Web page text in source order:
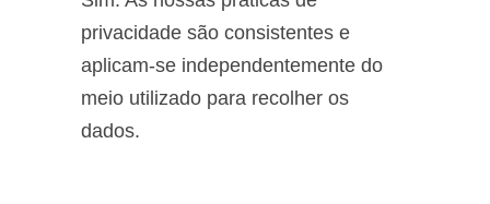
privacidade são consistentes e
aplicam-se independentemente do
meio utilizado para recolher os
dados.